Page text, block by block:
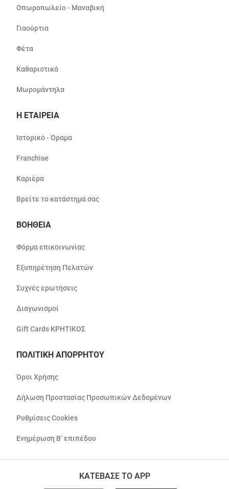
Οπωροπωλείο - Μαναβική
Γιαούρτια
Φέτα
Καθαριστικά
Μωρομάντηλα
Η ΕΤΑΙΡΕΙΑ
Ιστορικό - Όραμα
Franchise
Καριέρα
Βρείτε το κατάστημά σας
ΒΟΗΘΕΙΑ
Φόρμα επικοινωνίας
Εξυπηρέτηση Πελατών
Συχνές ερωτήσεις
Διαγωνισμοί
Gift Cards ΚΡΗΤΙΚΟΣ
ΠΟΛΙΤΙΚΗ ΑΠΟΡΡΗΤΟΥ
Όροι Χρήσης
Δήλωση Προστασίας Προσωπικών Δεδομένων
Ρυθμίσεις Cookies
Ενημέρωση Β’ επιπέδου
ΚΑΤΕΒΑΣΕ ΤΟ APP